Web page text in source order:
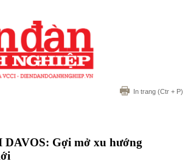
In trang (Ctr + P)
Gợi mở xu hướng